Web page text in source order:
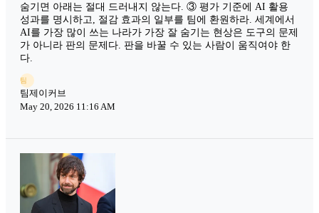
숨기면 아래는 절대 드러내지 않는다. ③ 평가 기준에 AI 활용
성과를 명시하고, 절감 효과의 일부를 팀에 환원하라. 세계에서
AI를 가장 많이 쓰는 나라가 가장 잘 숨기는 현상은 도구의 문제
가 아니라 판의 문제다. 판을 바꿀 수 있는 사람이 움직여야 한
다.
팀
팀제이커브
May 20, 2026 11:16 AM